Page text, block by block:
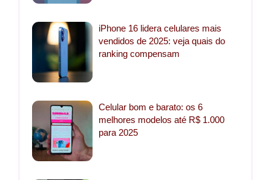
iPhone 16 lidera celulares mais
vendidos de 2025: veja quais do
ranking compensam
Celular bom e barato: os 6
melhores modelos até R$ 1.000
para 2025